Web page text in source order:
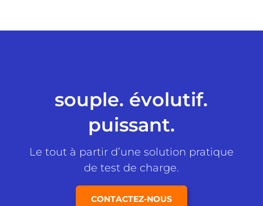
souple. évolutif.
puissant.
Le tout à partir d’une solution pratique
de test de charge.
CONTACTEZ-NOUS